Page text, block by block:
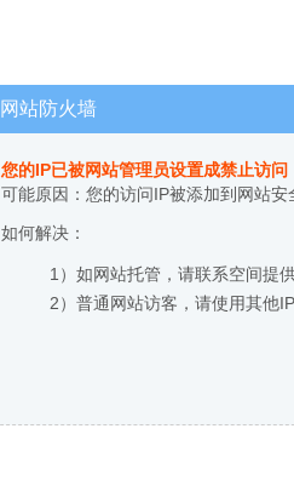
网站防火墙
您的IP已被网站管理员设置成禁止访问
可能原因：您的访问IP被添加到网站安
如何解决：
1）如网站托管，请联系空间提供
2）普通网站访客，请使用其他